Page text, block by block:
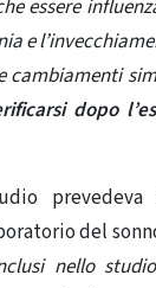
essere
e
cambiamenti
dopo
del
nello